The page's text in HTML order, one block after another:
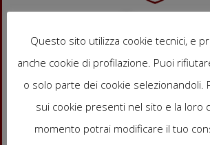
Tavolo
Questo sito utilizza cookie tecnici, e
anche cookie di profilazione. Puoi
o solo parte dei cookie selezionandoli.
sui cookie presenti nel sito e la loro
momento potrai modificare il tuo